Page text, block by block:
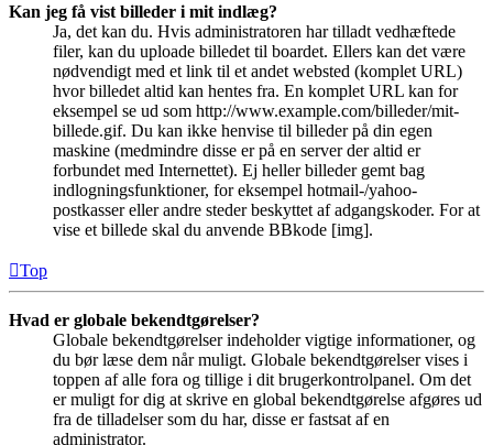
Kan jeg få vist billeder i mit indlæg?
Ja, det kan du. Hvis administratoren har tilladt vedhæftede
filer, kan du uploade billedet til boardet. Ellers kan det være
nødvendigt med et link til et andet websted (komplet URL)
hvor billedet altid kan hentes fra. En komplet URL kan for
eksempel se ud som http://www.example.com/billeder/mit-
billede.gif. Du kan ikke henvise til billeder på din egen
maskine (medmindre disse er på en server der altid er
forbundet med Internettet). Ej heller billeder gemt bag
indlogningsfunktioner, for eksempel hotmail-/yahoo-
postkasser eller andre steder beskyttet af adgangskoder. For at
vise et billede skal du anvende BBkode [img].
Top
Hvad er globale bekendtgørelser?
Globale bekendtgørelser indeholder vigtige informationer, og
du bør læse dem når muligt. Globale bekendtgørelser vises i
toppen af alle fora og tillige i dit brugerkontrolpanel. Om det
er muligt for dig at skrive en global bekendtgørelse afgøres ud
fra de tilladelser som du har, disse er fastsat af en
administrator.